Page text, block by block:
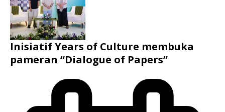
Inisiatif Years of Culture membuka
pameran “Dialogue of Papers”